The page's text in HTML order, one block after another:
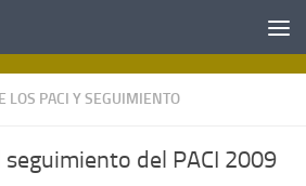
LOS PACI Y SEGUIMIENTO
del PACI 2009